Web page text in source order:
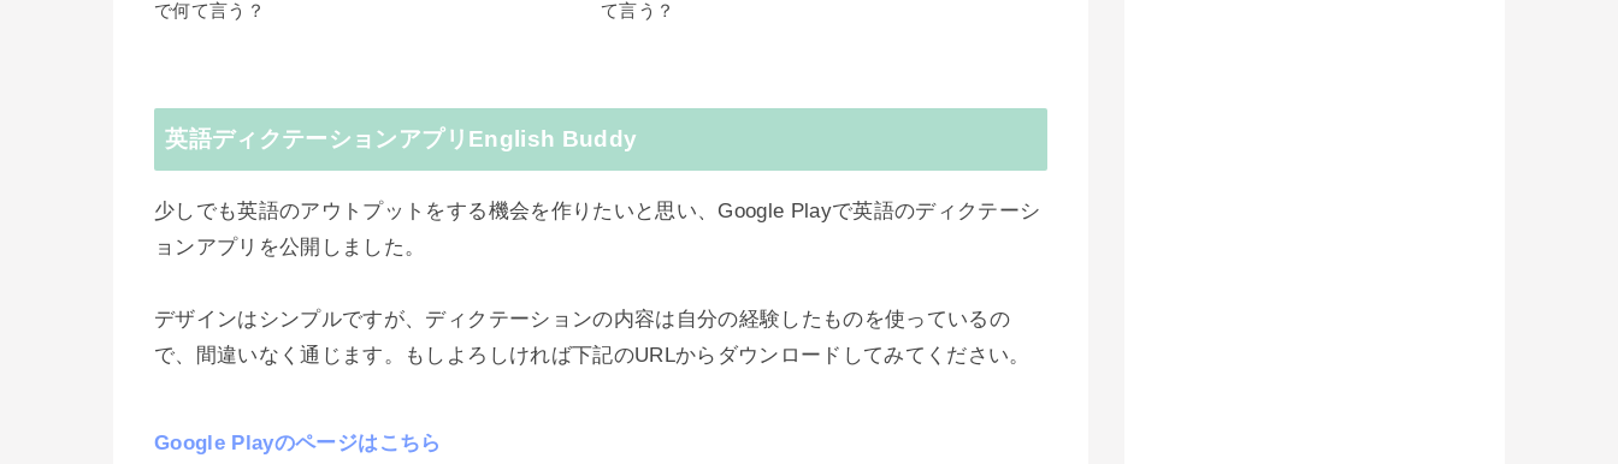
で何て言う？
て言う？
英語ディクテーションアプリEnglish Buddy
少しでも英語のアウトプットをする機会を作りたいと思い、Google Playで英語のディクテーシ
ョンアプリを公開しました。
デザインはシンプルですが、ディクテーションの内容は自分の経験したものを使っているの
で、間違いなく通じます。もしよろしければ下記のURLからダウンロードしてみてください。
Google Playのページはこちら